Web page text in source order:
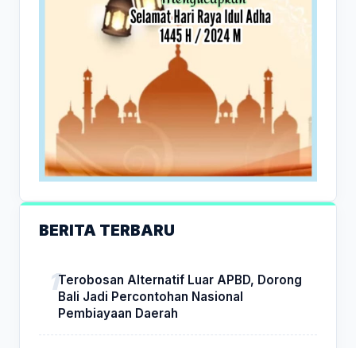
BERITA TERBARU
Terobosan Alternatif Luar APBD, Dorong
Bali Jadi Percontohan Nasional
Pembiayaan Daerah